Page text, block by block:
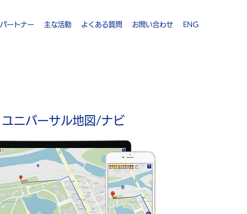
パートナー 主な活動 よくある質問 お問い合わせ ENG
ユニバーサル地図/ナビ